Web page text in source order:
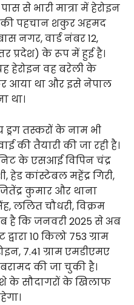
से भारी मात्रा में हेरोइन
की पहचान शकुर अहमद
नगर, वार्ड नंबर 12,
प्रदेश) के रूप में हुई है।
हेरोइन वह बरेली के
आया था और इसे नेपाल
था।
तस्करों के नाम भी
की तैयारी की जा रही है।
के एसआई विपिन चंद्र
हेड कांस्टेबल महेंद्र गिरी,
कुमार और थाना
ललित चौधरी, विक्रम
है कि जनवरी 2025 से अब
10 किलो 753 ग्राम
7.41 ग्राम एमडीएमए
की जा चुकी है।
के सौदागरों के खिलाफ